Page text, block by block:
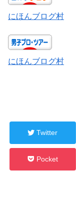
にほんブログ村
にほんブログ村
Twitter
Pocket